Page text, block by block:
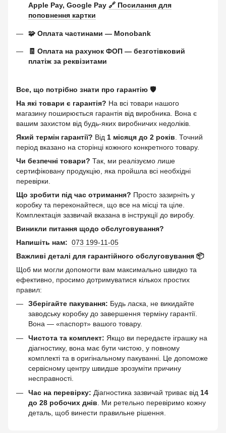
Apple Pay, Google Pay 🔗 Посилання для
поповнення картки
🧩 Оплата частинами — Monobank
🧾 Оплата на рахунок ФОП — безготівковий
платіж за реквізитами
Все, що потрібно знати про гарантію 🛡️
На які товари є гарантія? На всі товари нашого
магазину поширюється гарантія від виробника. Вона є
вашим захистом від будь-яких виробничих недоліків.
Який термін гарантії? Від 1 місяця до 2 років . Точний
період вказано на сторінці кожного конкретного товару.
Чи безпечні товари? Так, ми реалізуємо лише
сертифіковану продукцію, яка пройшла всі необхідні
перевірки.
Що зробити під час отримання? Просто зазирніть у
коробку та переконайтеся, що все на місці та ціле.
Комплектація зазвичай вказана в інструкції до виробу.
Виникли питання щодо обслуговування?
Напишіть нам: 073 199-11-05
Важливі деталі для гарантійного обслуговування 📦
Щоб ми могли допомогти вам максимально швидко та
ефективно, просимо дотримуватися кількох простих
правил:
Зберігайте пакування: Будь ласка, не викидайте
заводську коробку до завершення терміну гарантії.
Вона — «паспорт» вашого товару.
Чистота та комплект: Якщо ви передаєте іграшку на
діагностику, вона має бути чистою, у повному
комплекті та в оригінальному пакуванні. Це допоможе
сервісному центру швидше зрозуміти причину
несправності.
Час на перевірку: Діагностика зазвичай триває від 14
до 28 робочих днів. Ми ретельно перевіримо кожну
деталь, щоб винести правильне рішення.